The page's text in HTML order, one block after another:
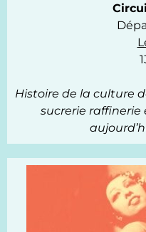
Histoire de la culture
sucrerie raffinerie